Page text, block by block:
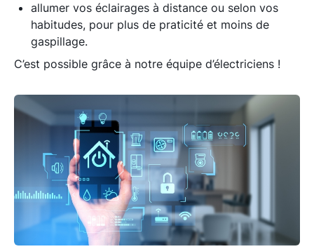
allumer vos éclairages à distance ou selon vos
habitudes, pour plus de praticité et moins de
gaspillage.
C’est possible grâce à notre équipe d’électriciens !